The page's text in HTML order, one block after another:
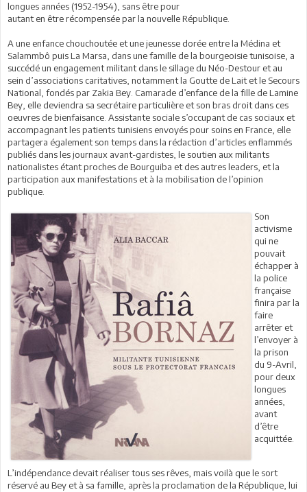
longues années (1952-1954), sans être pour
autant en être récompensée par la nouvelle République.
A une enfance chouchoutée et une jeunesse dorée entre la Médina et
Salammbô puis La Marsa, dans une famille de la bourgeoisie tunisoise, a
succédé un engagement militant dans le sillage du Néo-Destour et au
sein d’associations caritatives, notamment la Goutte de Lait et le Secours
National, fondés par Zakia Bey. Camarade d’enfance de la fille de Lamine
Bey, elle deviendra sa secrétaire particulière et son bras droit dans ces
oeuvres de bienfaisance. Assistante sociale s’occupant de cas sociaux et
accompagnant les patients tunisiens envoyés pour soins en France, elle
partagera également son temps dans la rédaction d’articles enflammés
publiés dans les journaux avant-gardistes, le soutien aux militants
nationalistes étant proches de Bourguiba et des autres leaders, et la
participation aux manifestations et à la mobilisation de l’opinion
publique.
Son
activisme
qui ne
pouvait
échapper à
la police
française
finira par la
faire
arrêter et
l’envoyer à
la prison
du 9-Avril,
pour deux
longues
années,
avant
d’être
acquittée.
L’indépendance devait réaliser tous ses rêves, mais voilà que le sort
réservé au Bey et à sa famille, après la proclamation de la République, lui